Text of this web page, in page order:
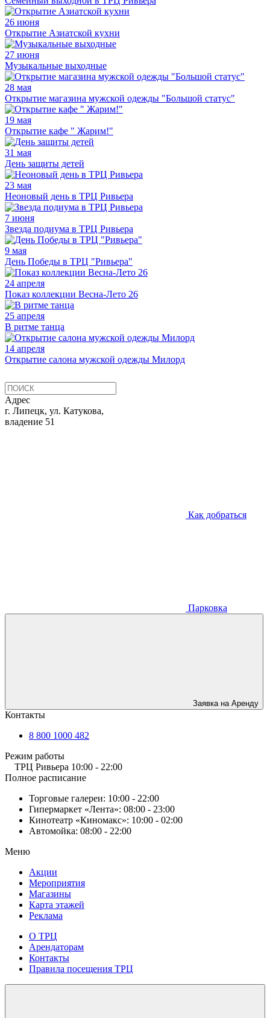
26 июня
Открытие Азиатской кухни
27 июня
Музыкальные выходные
28 мая
Открытие магазина мужской одежды "Большой статус"
19 мая
Открытие кафе " Жарим!"
31 мая
День защиты детей
23 мая
Неоновый день в ТРЦ Ривьера
7 июня
Звезда подиума в ТРЦ Ривьера
9 мая
День Победы в ТРЦ "Ривьера"
24 апреля
Показ коллекции Весна-Лето 26
25 апреля
В ритме танца
14 апреля
Открытие салона мужской одежды Милорд
Адрес
г. Липецк, ул. Катукова,
владение 51
Как добраться
Парковка
Заявка на Аренду
Контакты
8 800 1000 482
Режим работы
ТРЦ Ривьера 10:00 - 22:00
Полное расписание
Торговые галереи: 10:00 - 22:00
Гипермаркет «Лента»: 08:00 - 23:00
Кинотеатр «Киномакс»: 10:00 - 02:00
Автомойка: 08:00 - 22:00
Меню
Акции
Мероприятия
Магазины
Карта этажей
Реклама
О ТРЦ
Арендаторам
Контакты
Правила посещения ТРЦ